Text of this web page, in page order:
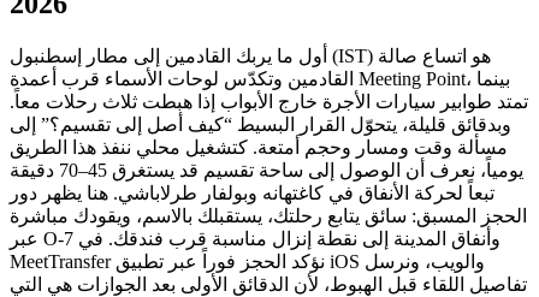
أول ما يربك القادمين إلى مطار إسطنبول (IST) هو اتساع صالة
القادمين وتكدّس لوحات الأسماء قرب أعمدة Meeting Point، بينما
تمتد طوابير سيارات الأجرة خارج الأبواب إذا هبطت ثلاث رحلات معاً.
وبدقائق قليلة، يتحوّل القرار البسيط “كيف أصل إلى تقسيم؟” إلى
مسألة وقت ومسار وحجم أمتعة. كتشغيل محلي ننفذ هذا الطريق
يومياً، نعرف أن الوصول إلى ساحة تقسيم قد يستغرق 45–70 دقيقة
تبعاً لحركة الأنفاق في كاغتهانه وبولفار طرلاباشي. هنا يظهر دور
الحجز المسبق: سائق يتابع رحلتك، يستقبلك بالاسم، ويقودك مباشرة
عبر O‑7 وأنفاق المدينة إلى نقطة إنزال مناسبة قرب فندقك. في
MeetTransfer نؤكد الحجز فوراً عبر تطبيق iOS والويب، ونرسل
تفاصيل اللقاء قبل الهبوط، لأن الدقائق الأولى بعد الجوازات هي التي